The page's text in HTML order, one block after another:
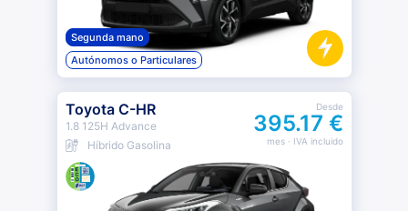
Segunda mano
Autónomos o Particulares
Toyota C-HR
1.8 125H Advance
Híbrido Gasolina
Desde
395.17 €
mes· IVA incluido